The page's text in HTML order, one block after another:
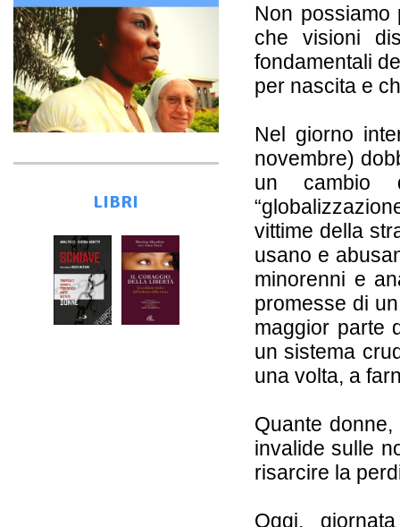
LIBRI
Non possiamo
che visioni
fondamentali
per nascita e
Nel giorno
novembre)
un cambio
vittime della
usano e
minorenni e
promesse di
maggior parte
un sistema
una volta, a
Quante donne,
invalide sulle
risarcire la
Oggi,